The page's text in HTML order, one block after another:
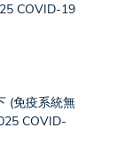
COVID-19
(免疫系統無
COVID-